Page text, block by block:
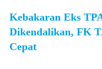
Kebakaran Eks
Dikendalikan, FK
Cepat